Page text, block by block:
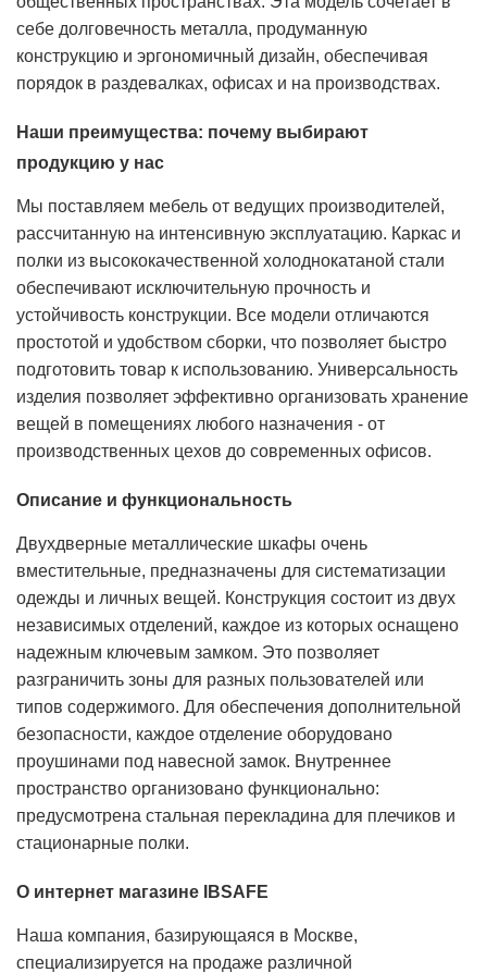
себе долговечность металла, продуманную
конструкцию и эргономичный дизайн, обеспечивая
порядок в раздевалках, офисах и на производствах.
Наши преимущества: почему выбирают
продукцию у нас
Мы поставляем мебель от ведущих производителей,
рассчитанную на интенсивную эксплуатацию. Каркас и
полки из высококачественной холоднокатаной стали
обеспечивают исключительную прочность и
устойчивость конструкции. Все модели отличаются
простотой и удобством сборки, что позволяет быстро
подготовить товар к использованию. Универсальность
изделия позволяет эффективно организовать хранение
вещей в помещениях любого назначения - от
производственных цехов до современных офисов.
Описание и функциональность
Двухдверные металлические шкафы очень
вместительные, предназначены для систематизации
одежды и личных вещей. Конструкция состоит из двух
независимых отделений, каждое из которых оснащено
надежным ключевым замком. Это позволяет
разграничить зоны для разных пользователей или
типов содержимого. Для обеспечения дополнительной
безопасности, каждое отделение оборудовано
проушинами под навесной замок. Внутреннее
пространство организовано функционально:
предусмотрена стальная перекладина для плечиков и
стационарные полки.
О интернет магазине IBSAFE
Наша компания, базирующаяся в Москве,
специализируется на продаже различной